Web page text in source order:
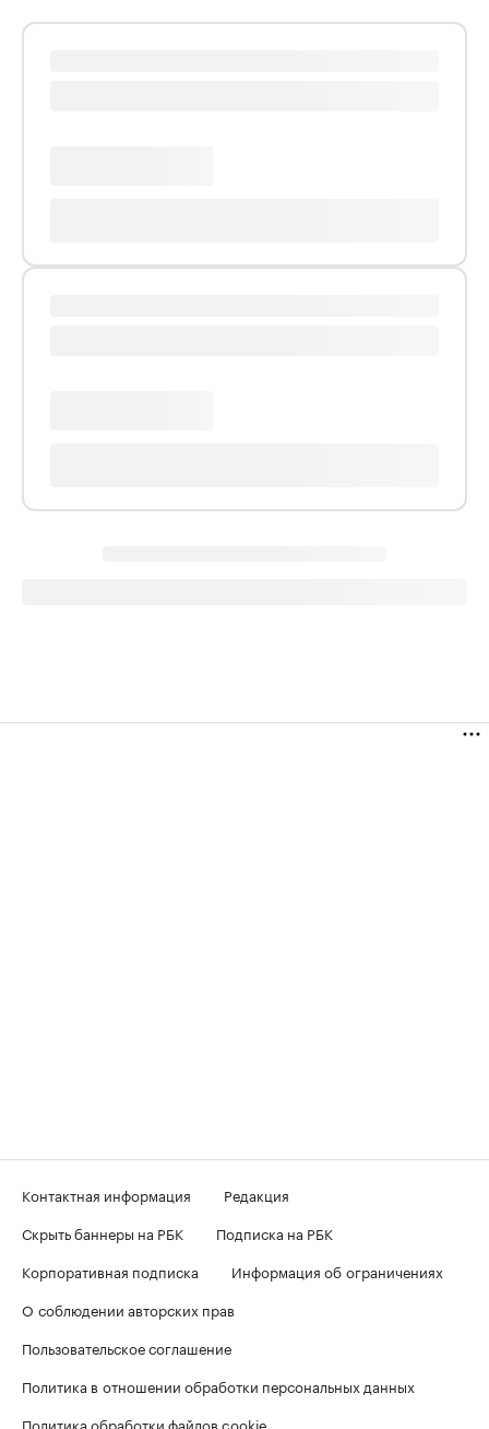
Контактная информация
Редакция
Скрыть баннеры на РБК
Подписка на РБК
Корпоративная подписка
Информация об ограничениях
О соблюдении авторских прав
Пользовательское соглашение
Политика в отношении обработки персональных данных
Политика обработки файлов cookie